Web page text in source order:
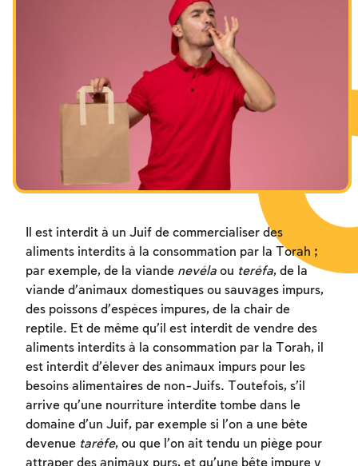
Les jeûnes liés à la destruction du Temple
Il est interdit à un Juif de commercialiser des
aliments interdits à la consommation par la Torah ;
par exemple, de la viande nevéla ou teréfa, de la
viande d’animaux domestiques ou sauvages impurs,
des poissons d’espèces impures, de la chair de
reptile. Et de même qu’il est interdit de vendre des
aliments interdits à la consommation par la Torah, il
est interdit d’élever des animaux impurs pour les
besoins alimentaires de non-Juifs. Toutefois, s’il
arrive qu’une nourriture interdite tombe dans le
domaine d’un Juif, par exemple si l’on a une bête
devenue tarèfe, ou que l’on ait tendu un piège pour
attraper des animaux purs, et qu’une bête impure y
Inscription requise
Afin d'enregistrer ce que vous avez étudié,